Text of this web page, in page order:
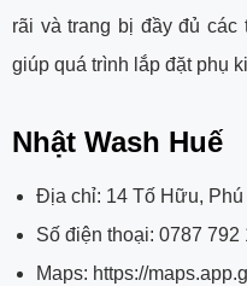
rãi và trang bị đầy đủ
giúp quá trình lắp đặt phụ
Nhật Wash Huế
Địa chỉ: 14 Tố Hữu,
Số điện thoại: 0787 792
Maps: https://